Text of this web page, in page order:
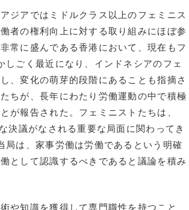
ジアではミドルクラス以上のフェミニス
者の権利向上に対する取り組みにほぼ参
常に盛んである香港において、現在もフ
ごく最近になり、インドネシアのフェ
、変化の萌芽的段階にあることも指摘さ
ちが、長年にわたり労働運動の中で積極
が報告された。フェミニストたちは、
決議がなされる重要な局面に関わってき
は、家事労働は労働であるという明確
として認識するべきであると議論を積み
や知識を獲得して専門職性を持つこと